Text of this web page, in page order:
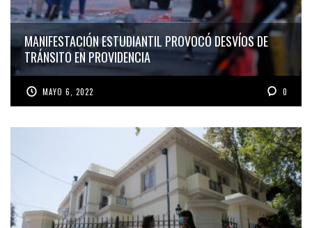
MANIFESTACIÓN ESTUDIANTIL PROVOCÓ DESVÍOS DE
TRÁNSITO EN PROVIDENCIA
MAYO 6, 2022 0